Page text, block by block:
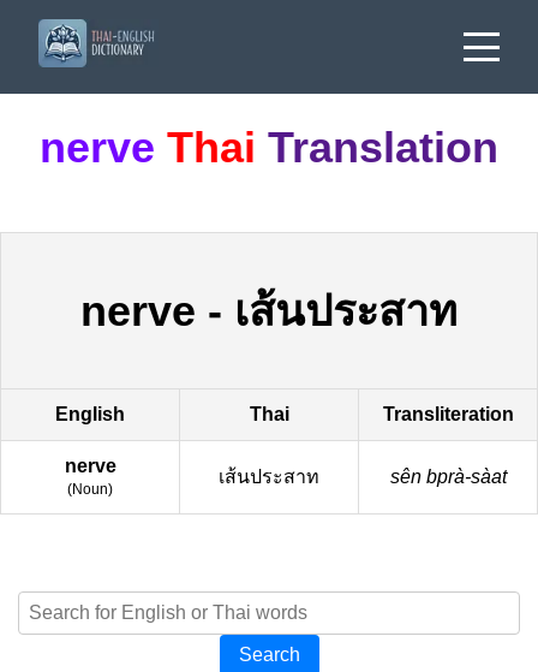
nerve Thai Translation
nerve - เส้นประสาท
English Thai Transliteration
nerve
(Noun)
เส้นประสาท sên bprà-sàat
Search